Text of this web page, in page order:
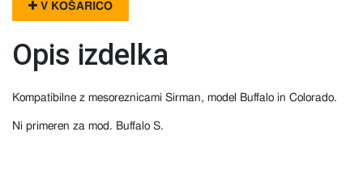
V KOŠARICO
Opis izdelka
Kompatibilne z mesoreznicami Sirman, model Buffalo in Colorado.
Ni primeren za mod. Buffalo S.